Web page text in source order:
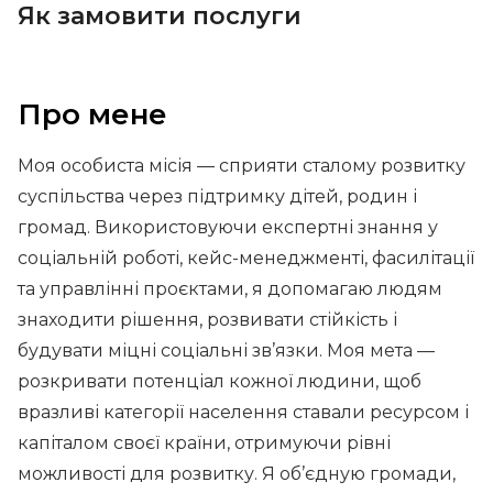
Про мене
Моя особиста місія — сприяти сталому розвитку
суспільства через підтримку дітей, родин і
громад. Використовуючи експертні знання у
соціальній роботі, кейс-менеджменті, фасилітації
та управлінні проєктами, я допомагаю людям
знаходити рішення, розвивати стійкість і
будувати міцні соціальні зв’язки. Моя мета —
розкривати потенціал кожної людини, щоб
вразливі категорії населення ставали ресурсом і
капіталом своєї країни, отримуючи рівні
можливості для розвитку. Я об’єдную громади,
Як замовити послуги